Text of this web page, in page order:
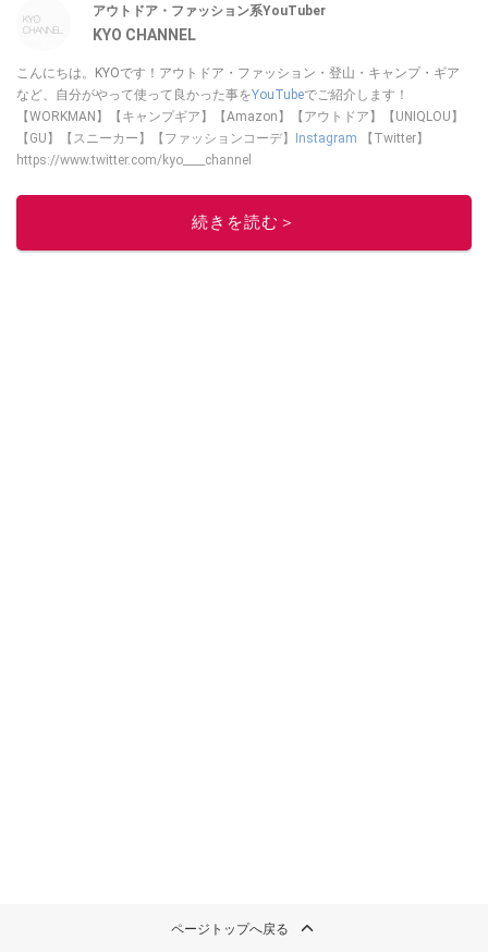
アウトドア・ファッション系YouTuber
KYO CHANNEL
こんにちは。KYOです！アウトドア・ファッション・登山・キャンプ・ギア
など、自分がやって使って良かった事をYouTubeでご紹介します！
【WORKMAN】【キャンプギア】【Amazon】【アウトドア】【UNIQLOU】
【GU】【スニーカー】【ファッションコーデ】
Instagram 【Twitter】
https://www.twitter.com/kyo____channel
このイチオシストの他の記事を読む
続きを読む＞
ページトップへ戻る